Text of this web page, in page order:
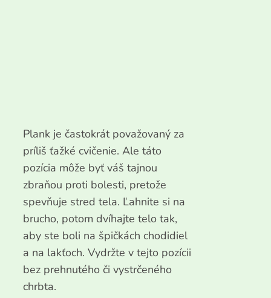
Plank je častokrát považovaný za
príliš ťažké cvičenie. Ale táto
pozícia môže byť váš tajnou
zbraňou proti bolesti, pretože
spevňuje stred tela. Ľahnite si na
brucho, potom dvíhajte telo tak,
aby ste boli na špičkách chodidiel
a na lakťoch. Vydržte v tejto pozícii
bez prehnutého či vystrčeného
chrbta.